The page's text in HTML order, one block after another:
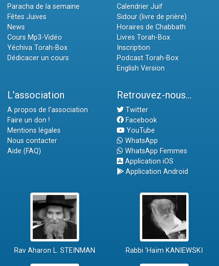
Paracha de la semaine
Fêtes Juives
News
Cours Mp3-Vidéo
Yéchiva Torah-Box
Dédicacer un cours
Calendrier Juif
Sidour (livre de prière)
Horaires de Chabbath
Livres Torah-Box
Inscription
Podcast Torah-Box
English Version
L'association
A propos de l'association
Faire un don !
Mentions légales
Nous contacter
Aide (FAQ)
Retrouvez-nous...
Twitter
Facebook
YouTube
WhatsApp
WhatsApp Femmes
Application iOS
Application Android
Rav Aharon L. STEINMAN Rabbi 'Haïm KANIEWSKI